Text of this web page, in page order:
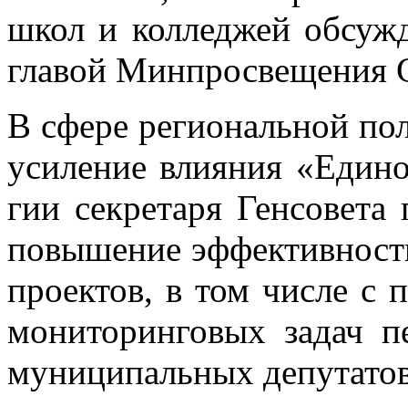
школ и кол­ле­джей
гла­вой Мин­про­све­ще­ния
В сфе­ре ре­ги­о­наль­ной
уси­ле­ние вли­я­ния
гии сек­ре­та­ря
по­вы­ше­ние
про­ек­тов, в том чис­ле с
мо­ни­то­рин­го­вых за­дач
му­ни­ци­паль­ных